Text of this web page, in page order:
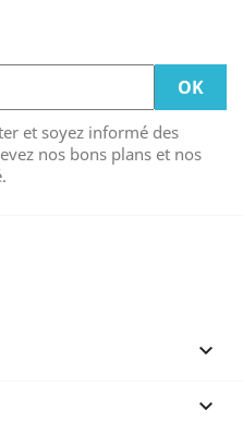
et soyez informé des
nos bons plans et nos

